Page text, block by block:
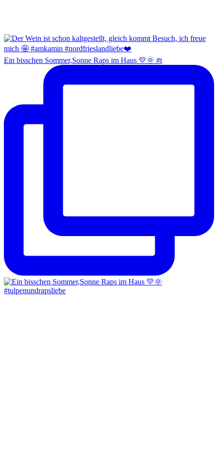
Ein bisschen Sommer,Sonne Raps im Haus 💛🌞 #t